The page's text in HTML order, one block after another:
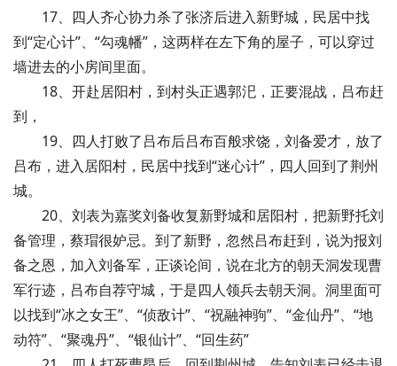
17、四人齐心协力杀了张济后进入新野城，民居中找
到“定心计”、“勾魂幡”，这两样在左下角的屋子，可以穿过
墙进去的小房间里面。
18、开赴居阳村，到村头正遇郭汜，正要混战，吕布赶
到，
19、四人打败了吕布后吕布百般求饶，刘备爱才，放了
吕布，进入居阳村，民居中找到“迷心计”，四人回到了荆州
城。
20、刘表为嘉奖刘备收复新野城和居阳村，把新野托刘
备管理，蔡瑁很妒忌。到了新野，忽然吕布赶到，说为报刘
备之恩，加入刘备军，正谈论间，说在北方的朝天洞发现曹
军行迹，吕布自荐守城，于是四人领兵去朝天洞。洞里面可
以找到“冰之女王”、“侦敌计”、“祝融神驹”、“金仙丹”、“地
动符”、“聚魂丹”、“银仙计”、“回生药”